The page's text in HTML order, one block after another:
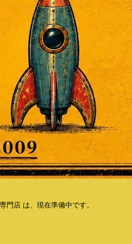
門店 は、現在準備中です。